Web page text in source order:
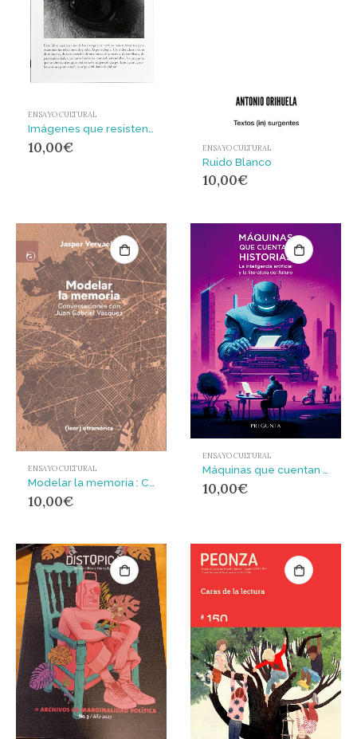
ENSAYO CULTURAL
10,00€ ENSAYO CULTURAL
Ruido Blanco
10,00€
ENSAYO CULTURAL
10,00€
ENSAYO CULTURAL
10,00€